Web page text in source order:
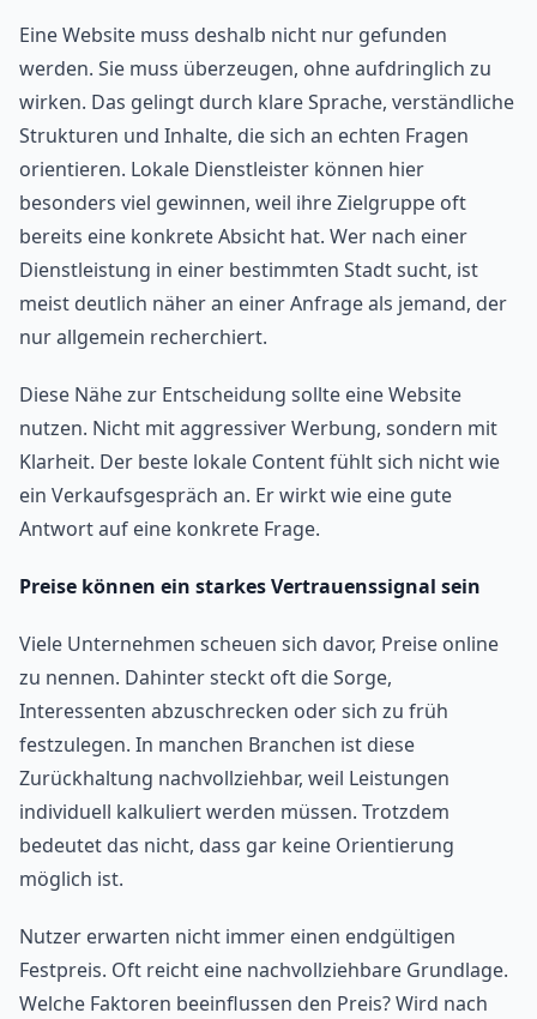
Eine Website muss deshalb nicht nur gefunden
werden. Sie muss überzeugen, ohne aufdringlich zu
wirken. Das gelingt durch klare Sprache, verständliche
Strukturen und Inhalte, die sich an echten Fragen
orientieren. Lokale Dienstleister können hier
besonders viel gewinnen, weil ihre Zielgruppe oft
bereits eine konkrete Absicht hat. Wer nach einer
Dienstleistung in einer bestimmten Stadt sucht, ist
meist deutlich näher an einer Anfrage als jemand, der
nur allgemein recherchiert.
Diese Nähe zur Entscheidung sollte eine Website
nutzen. Nicht mit aggressiver Werbung, sondern mit
Klarheit. Der beste lokale Content fühlt sich nicht wie
ein Verkaufsgespräch an. Er wirkt wie eine gute
Antwort auf eine konkrete Frage.
Preise können ein starkes Vertrauenssignal sein
Viele Unternehmen scheuen sich davor, Preise online
zu nennen. Dahinter steckt oft die Sorge,
Interessenten abzuschrecken oder sich zu früh
festzulegen. In manchen Branchen ist diese
Zurückhaltung nachvollziehbar, weil Leistungen
individuell kalkuliert werden müssen. Trotzdem
bedeutet das nicht, dass gar keine Orientierung
möglich ist.
Nutzer erwarten nicht immer einen endgültigen
Festpreis. Oft reicht eine nachvollziehbare Grundlage.
Welche Faktoren beeinflussen den Preis? Wird nach